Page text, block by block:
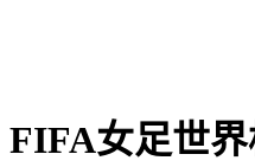
FIFA女足世